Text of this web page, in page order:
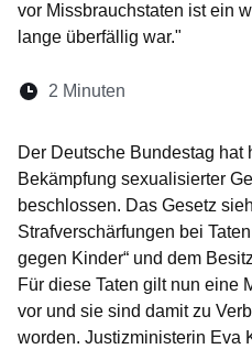
vor Missbrauchstaten ist ein
lange überfällig war."
Lesedauer:
2 Minuten
Der Deutsche Bundestag hat
Bekämpfung sexualisierter
beschlossen. Das Gesetz
Strafverschärfungen bei
gegen Kinder“ und dem
Für diese Taten gilt nun eine
vor und sie sind damit zu
worden. Justizministerin Eva